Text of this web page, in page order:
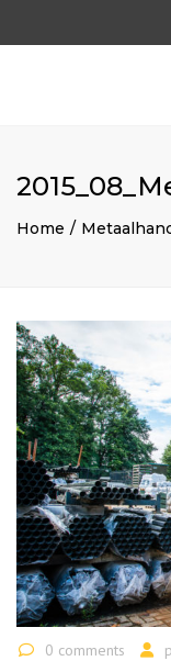
Home
0 comments